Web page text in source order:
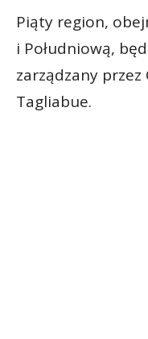
Piąty region,
i Południową,
zarządzany przez
Tagliabue.